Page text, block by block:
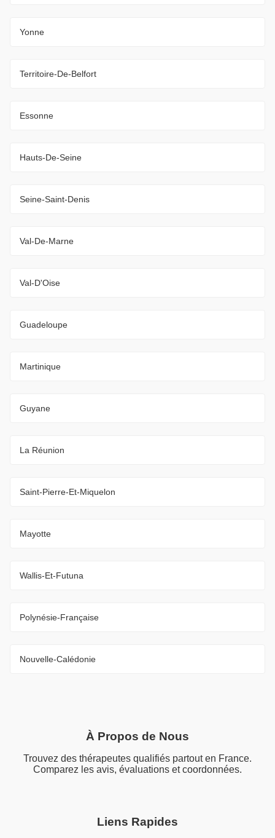
Yonne
Territoire-De-Belfort
Essonne
Hauts-De-Seine
Seine-Saint-Denis
Val-De-Marne
Val-D'Oise
Guadeloupe
Martinique
Guyane
La Réunion
Saint-Pierre-Et-Miquelon
Mayotte
Wallis-Et-Futuna
Polynésie-Française
Nouvelle-Calédonie
À Propos de Nous
Trouvez des thérapeutes qualifiés partout en France.
Comparez les avis, évaluations et coordonnées.
Liens Rapides